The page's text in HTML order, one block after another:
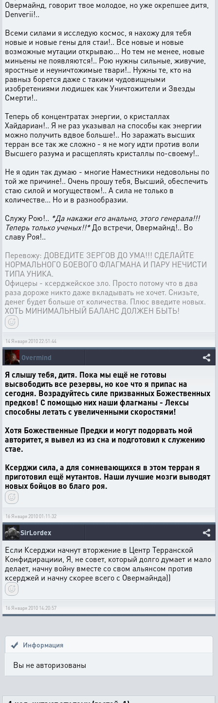
Овермайнд, говорит твое молодое, но уже окрепшее дитя,
Denverii!..
Всеми силами я исследую космос, я нахожу для тебя
новые и новые гены для стаи!.. Все новые и новые
возможные мутации открываю... Но тем не менее, новые
миньены не появляются!.. Рою нужны сильные, живучие,
яростные и неуничтожимые твари!.. Нужны те, кто на
равныз борется даже с такими чудовищными
изобретениями людишек как Уничтожители и Звезды
Смерти!..
Теперь об концентратах энергии, о кристаллах
Хайдариан!.. Я не раз указывал на способы как энергии
можно получить вдвое больше!.. Но заражать высших
терран все так же сложно - я не могу идти против воли
Высшего разума и расщеплять кристаллы по-своему!..
Не я один так думаю - многие Наместники недовольны по
той же причине!.. Очень прошу тебя, Высший, обеспечить
стаю силой и могуществом!.. А сила не только в
количестве... Но и в разнообразии.
Служу Рою!.. *Да накажи его анально, этого генерала!!!
Теперь только ученых!!*До встречи, Овермайнд!.. Во
славу Роя!..
Перевожу: ДОВЕДИТЕ ЗЕРГОВ ДО УМА!!! СДЕЛАЙТЕ
НОРМАЛЬНОГО БОЕВОГО ФЛАГМАНА И ПАРУ НЕЧИСТИ
ТИПА УНИКА.
Офицеры - ксерджейское зло. Просто потому что в два
раза дороже никто даже вкладывать не хочет. Снизьте,
денег будет больше от количества. Плюс введите новых.
ХОТЬ МИНИМАЛЬНЫЙ БАЛАНС ДОЛЖЕН БЫТЬ!
14 Января 2010 22:51:44
Overmind
Я слышу тебя, дитя. Пока мы ещё не готовы
высвободить все резервы, но кое что я припас на
сегодня. Возрадуйтесь силе призванных Божественных
предков! С помощью них наши флагманы - Лексы
способны летать с увеличенными скоростями!
Хотя Божественные Предки и могут подорвать мой
авторитет, я вывел из из сна и подготовил к служению
стае.
Ксерджи сила, а для сомневающихся в этом терран я
приготовил ещё мутантов. Наши лучшие мозги выводят
новых бойцов во благо роя.
16 Января 2010 01:11:32
SirLordex
Если Ксерджи начнут вторжение в Центр Терранской
Конфидирациии, Я, не совет, который долго думает и мало
делает, начну войну вместе со свом альянсом против
ксерджей и начну скорее всего с Овермайнда))
16 Января 2010 14:20:57
Информация
Вы не авторизованы